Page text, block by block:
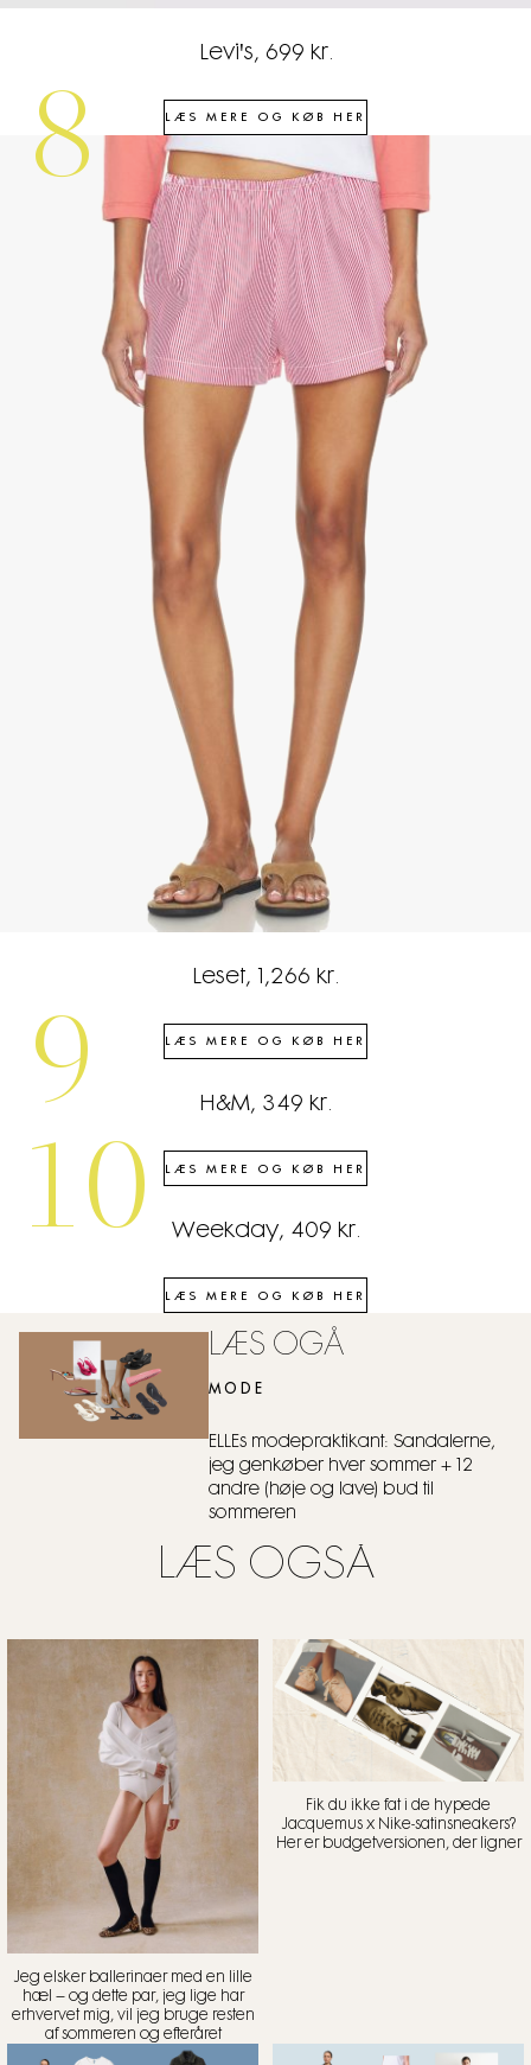
Levi's, 699 kr.
LÆS MERE OG KØB HER
8
Leset, 1,266 kr.
LÆS MERE OG KØB HER
9 H&M, 349 kr.
LÆS MERE OG KØB HER
10 Weekday, 409 kr.
LÆS MERE OG KØB HER
LÆS OGÅ
MODE
ELLEs modepraktikant: Sandalerne,
jeg genkøber hver sommer + 12
andre (høje og lave) bud til
sommeren
LÆS OGSÅ
Jeg elsker ballerinaer med en lille
hæl – og dette par, jeg lige har
erhvervet mig, vil jeg bruge resten
af sommeren og efteråret
Fik du ikke fat i de hypede
Jacquemus x Nike-satinsneakers?
Her er budgetversionen, der ligner